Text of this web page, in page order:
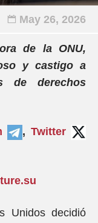
May 26, 2026
de la ONU,
y castigo a
de derechos
, Twitter
Unidos decidió